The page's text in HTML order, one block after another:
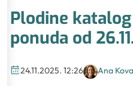
Plodine
ponuda od
24.11.2025. 12:26 Ana